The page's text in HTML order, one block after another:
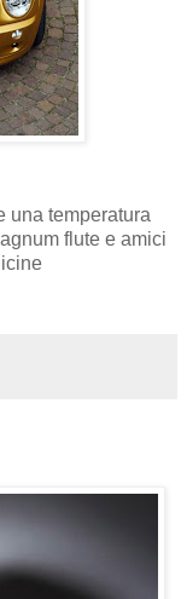
una temperatura
flute e amici